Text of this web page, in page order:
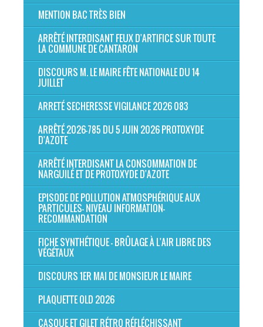
MENTION BAC TRÈS BIEN
ARRÊTÉ INTERDISANT FEUX D'ARTIFICE SUR TOUTE
LA COMMUNE DE CANTARON
DISCOURS M. LE MAIRE FÊTE NATIONALE DU 14
JUILLET
ARRETÉ SECHERESSE VIGILANCE 2026 083
ARRÊTÉ 2026-785 DU 5 JUIN 2026 PROTOXYDE
D'AZOTE
ARRÊTÉ INTERDISANT LA CONSOMMATION DE
NARGUILÉ ET DE PROTOXYDE D'AZOTE
EPISODE DE POLLUTION ATMOSPHÉRIQUE AUX
PARTICULES- NIVEAU INFORMATION-
RECOMMANDATION
FICHE SYNTHÉTIQUE - BRÛLAGE À L'AIR LIBRE DES
VÉGÉTAUX
DISCOURS 1ER MAI DE MONSIEUR LE MAIRE
PLAQUETTE OLD 2026
CASQUE ET GILET RÉTRO RÉFLÉCHISSANT